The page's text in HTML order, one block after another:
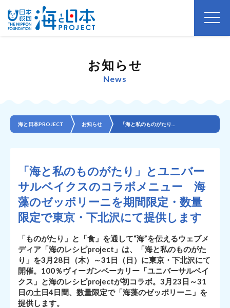
お知らせ
News
海と日本PROJECT お知らせ
「海と私のものがたり」とユニバー
サルベイクスのコラボメニュー 海
藻のゼッポリーニを期間限定・数量
限定で東京・下北沢にて提供します
「ものがたり」と「食」を通して“海”を伝えるウェブメ
ディア「海のレシピproject」は、「海と私のものがた
り」を3月28日（木）～31日（日）に東京・下北沢にて
開催。100％ヴィーガンベーカリー「ユニバーサルベイ
クス」と海のレシピprojectが初コラボ。3月23日～31
日の土日4日間、数量限定で「海藻のゼッポリーニ」を
提供します。